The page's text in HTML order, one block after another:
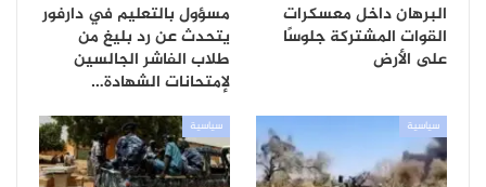
البرهان داخل معسكرات
القوات المشتركة جلوسًا
على الأرض
مسؤول بالتعليم في دارفور
يتحدث عن رد بليغ من
طلاب الفاشر الجالسين
لإمتحانات الشهادة…
سياسية سياسية